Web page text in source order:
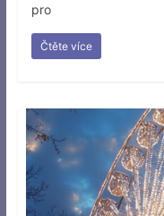
pro
Čtěte více